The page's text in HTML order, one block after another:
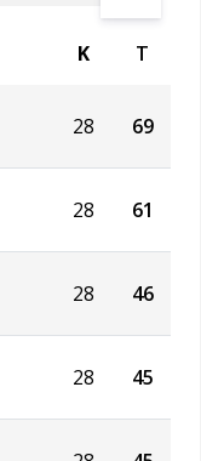
K T
28 69
28 61
28 46
28 45